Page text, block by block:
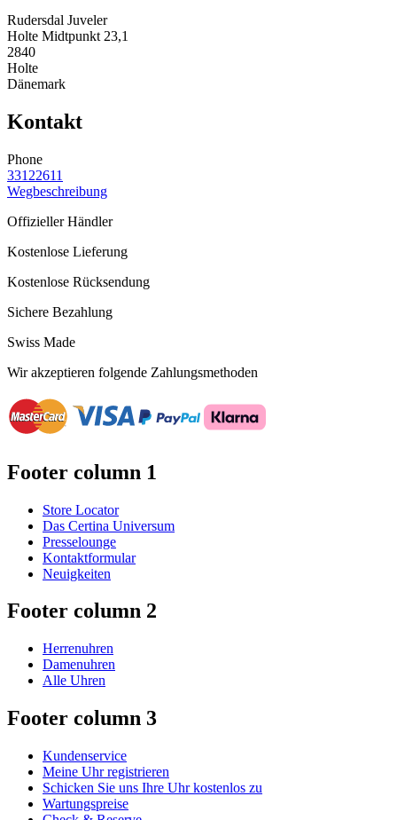
Rudersdal Juveler
Holte Midtpunkt 23,1
2840
Holte
Dänemark
Kontakt
Phone
33122611
Wegbeschreibung
Offizieller Händler
Kostenlose Lieferung
Kostenlose Rücksendung
Sichere Bezahlung
Swiss Made
Wir akzeptieren folgende Zahlungsmethoden
Footer column 1
Store Locator
Das Certina Universum
Presselounge
Kontaktformular
Neuigkeiten
Footer column 2
Herrenuhren
Damenuhren
Alle Uhren
Footer column 3
Kundenservice
Meine Uhr registrieren
Schicken Sie uns Ihre Uhr kostenlos zu
Wartungspreise